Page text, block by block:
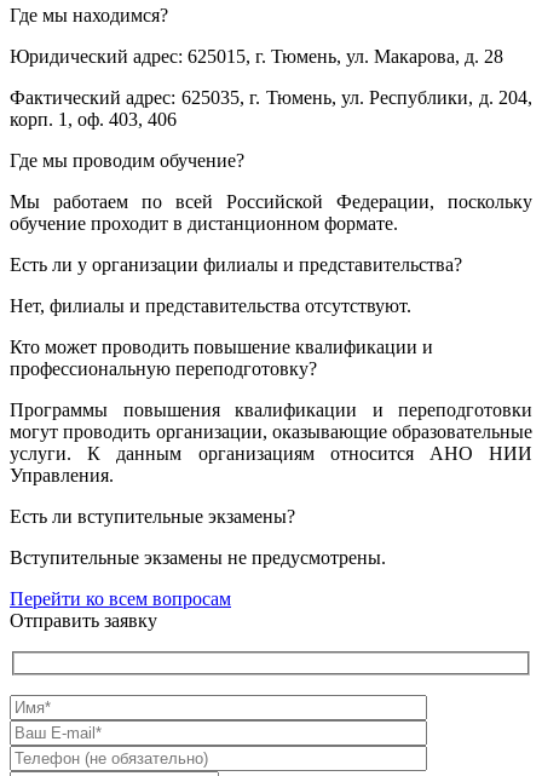
Где мы находимся?
Юридический адрес: 625015, г. Тюмень, ул. Макарова, д. 28
Фактический адрес: 625035, г. Тюмень, ул. Республики, д. 204,
корп. 1, оф. 403, 406
Где мы проводим обучение?
Мы работаем по всей Российской Федерации, поскольку
обучение проходит в дистанционном формате.
Есть ли у организации филиалы и представительства?
Нет, филиалы и представительства отсутствуют.
Кто может проводить повышение квалификации и
профессиональную переподготовку?
Программы повышения квалификации и переподготовки
могут проводить организации, оказывающие образовательные
услуги. К данным организациям относится АНО НИИ
Управления.
Есть ли вступительные экзамены?
Вступительные экзамены не предусмотрены.
Перейти ко всем вопросам
Отправить заявку